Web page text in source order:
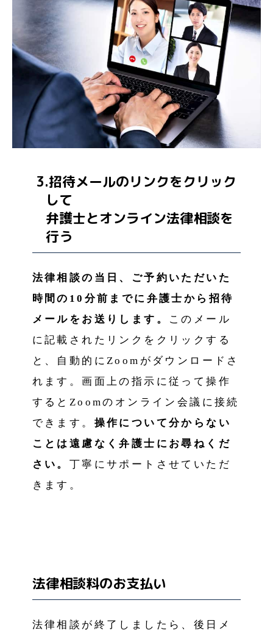
3.招待メールのリンクをクリック
して
弁護士とオンライン法律相談を
行う
法律相談の当日、ご予約いただいた
時間の10分前までに弁護士から招待
メールをお送りします。
このメール
に記載されたリンクをクリックする
と、自動的にZoomがダウンロードさ
れます。画面上の指示に従って操作
するとZoomのオンライン会議に接続
できます。 操作について分からない
ことは遠慮なく弁護士にお尋ねくだ
さい。 丁寧にサポートさせていただ
きます。
法律相談料のお支払い
法律相談が終了しましたら、後日メ